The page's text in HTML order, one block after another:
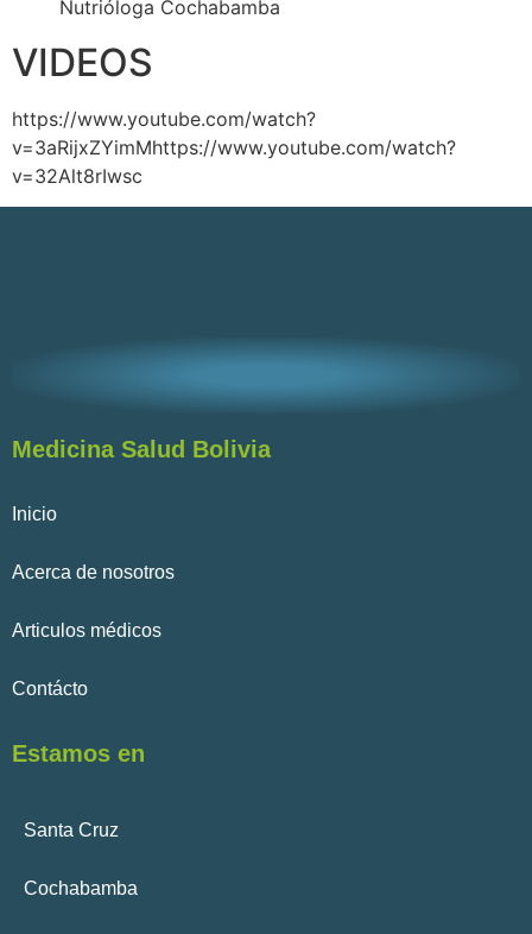
VIDEOS
https://www.youtube.com/watch?
v=3aRijxZYimMhttps://www.youtube.com/watch?
v=32Alt8rIwsc
Medicina Salud Bolivia
Inicio
Acerca de nosotros
Articulos médicos
Contácto
Estamos en
Santa Cruz
Cochabamba